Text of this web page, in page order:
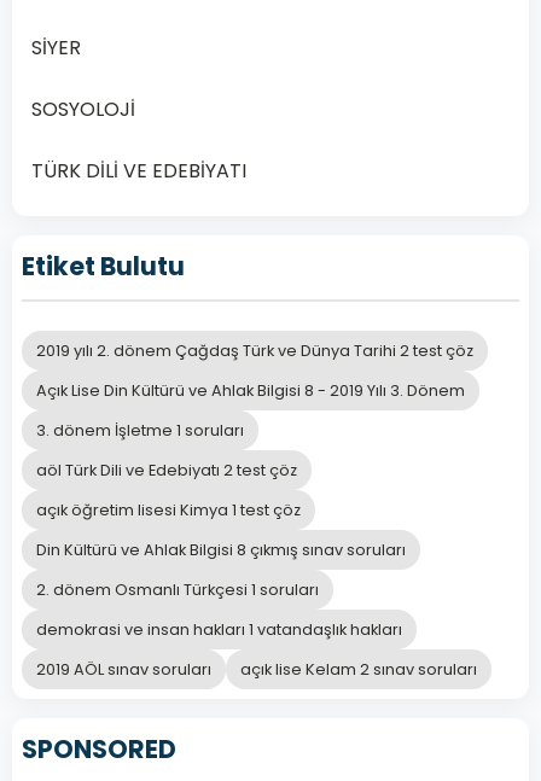
SİYER
SOSYOLOJİ
TÜRK DİLİ VE EDEBİYATI
Etiket Bulutu
2019 yılı 2. dönem Çağdaş Türk ve Dünya Tarihi 2 test çöz
Açık Lise Din Kültürü ve Ahlak Bilgisi 8 - 2019 Yılı 3. Dönem
3. dönem İşletme 1 soruları
aöl Türk Dili ve Edebiyatı 2 test çöz
açık öğretim lisesi Kimya 1 test çöz
Din Kültürü ve Ahlak Bilgisi 8 çıkmış sınav soruları
2. dönem Osmanlı Türkçesi 1 soruları
demokrasi ve insan hakları 1 vatandaşlık hakları
2019 AÖL sınav soruları
açık lise Kelam 2 sınav soruları
SPONSORED